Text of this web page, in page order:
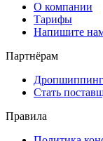
О компании
Тарифы
Напишите
Партнёрам
Стать
Правила